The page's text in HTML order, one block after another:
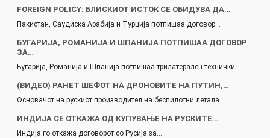
FOREIGN POLICY: БЛИСКИОТ ИСТОК СЕ ОБИДУВА ДА…
Пакистан, Саудиска Арабија и Турција потпишаа договор…
БУГАРИЈА, РОМАНИЈА И ШПАНИЈА ПОТПИШАА ДОГОВОР
ЗА…
Бугарија, Романија и Шпанија потпишаа трилатерален технички…
(ВИДЕО) РАНЕТ ШЕФОТ НА ДРОНОВИТЕ НА ПУТИН,…
Основачот на рускиот производител на беспилотни летала…
ИНДИЈА СЕ ОТКАЖА ОД КУПУВАЊЕ НА РУСКИТЕ…
Индија го откажа договорот со Русија за…